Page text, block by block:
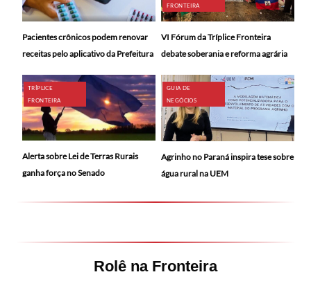
Pacientes crônicos podem renovar
receitas pelo aplicativo da Prefeitura
FRONTEIRA
VI Fórum da Tríplice Fronteira
debate soberania e reforma agrária
TRÍPLICE
FRONTEIRA
Alerta sobre Lei de Terras Rurais
ganha força no Senado
GUIA DE
NEGÓCIOS
Agrinho no Paraná inspira tese sobre
água rural na UEM
Rolê na Fronteira